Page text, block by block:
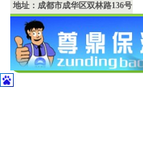
地址：成都市成华区双林路136号